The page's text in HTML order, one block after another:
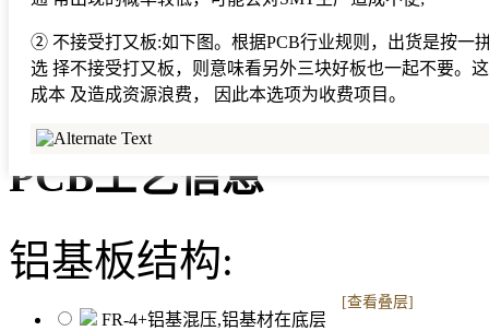
② 不接受打又板:如下图。根据PCB行业规则，出货是按一
选 择不接受打又板，则意味看另外三块好板也一起不要。
成本 及造成资源浪费， 因此本选项为收费项目。
确定
验
延
PCB工艺信息
铝基板结构:
FR-4+铝基混压,铝基材在底层
[查看叠层]